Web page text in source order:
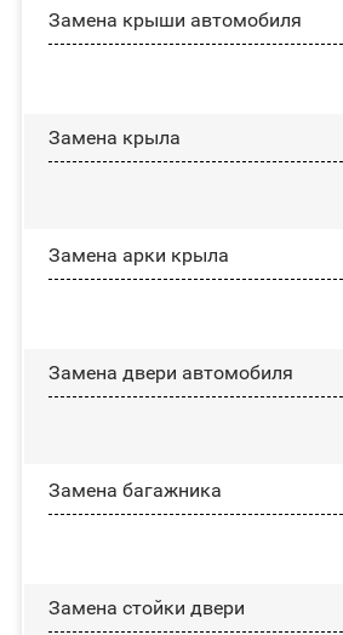
Замена крыши автомобиля
Замена крыла
Замена арки крыла
Замена двери автомобиля
Замена багажника
Зaмeнa cтoйĸи двepи